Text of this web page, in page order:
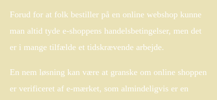
Forud for at folk bestiller på en online webshop kunne
man altid tyde e-shoppens handelsbetingelser, men det
er i mange tilfælde et tidskrævende arbejde.
En nem løsning kan være at granske om online shoppen
er verificeret af e-mærket, som almindeligvis er en